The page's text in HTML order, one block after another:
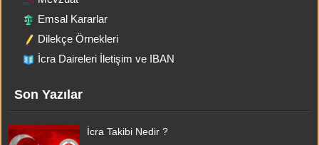
Emsal Kararlar
Dilekçe Örnekleri
İcra Daireleri İletişim ve IBAN
Son Yazılar
İcra Takibi Nedir ?